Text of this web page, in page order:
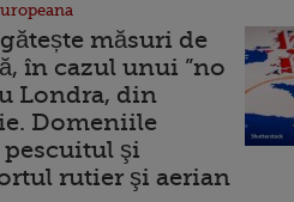
măsuri de
în cazul unui ”no
Londra, din
Domeniile
şi
rutier şi aerian